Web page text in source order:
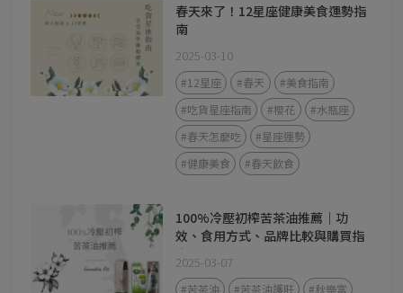
春天來了！12星座健康美食運勢指
南
2025-03-10
#12星座 #春天
#美食指南
#吃貨星座指南
#櫻花
#水瓶座
#春天怎麼吃
#星座運勢
#健康美食
#春天飲食
100%冷壓初榨苦茶油推薦｜功
效、食用方式、品牌比較與購買指
南
2025-03-07
#苦茶油 #苦茶油護肝
#秋樂富